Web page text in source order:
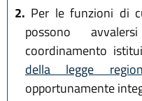
2. Per le funzioni di
possono
coordinamento
della legge
opportunamente